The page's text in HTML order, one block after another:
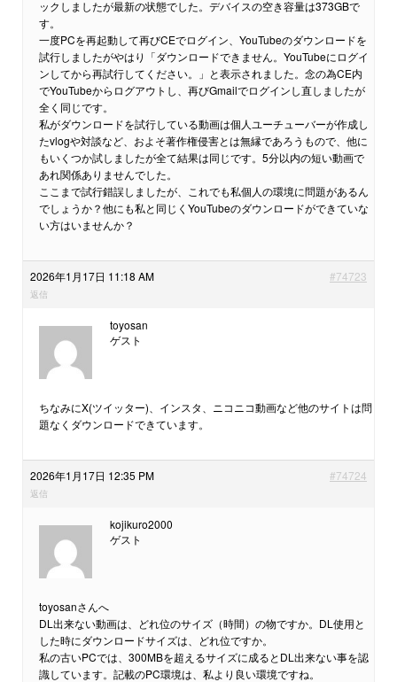
ックしましたが最新の状態でした。デバイスの空き容量は373GBで
す。
一度PCを再起動して再びCEでログイン、YouTubeのダウンロードを
試行しましたがやはり「ダウンロードできません。YouTubeにログイ
ンしてから再試行してください。」と表示されました。念の為CE内
でYouTubeからログアウトし、再びGmailでログインし直しましたが
全く同じです。
私がダウンロードを試行している動画は個人ユーチューバーが作成し
たvlogや対談など、およそ著作権侵害とは無縁であろうもので、他に
もいくつか試しましたが全て結果は同じです。5分以内の短い動画で
あれ関係ありませんでした。
ここまで試行錯誤しましたが、これでも私個人の環境に問題があるん
でしょうか？他にも私と同じくYouTubeのダウンロードができていな
い方はいませんか？
2026年1月17日 11:18 AM #74723
返信
toyosan
ゲスト
ちなみにX(ツイッター)、インスタ、ニコニコ動画など他のサイトは問
題なくダウンロードできています。
2026年1月17日 12:35 PM #74724
返信
kojikuro2000
ゲスト
toyosanさんへ
DL出来ない動画は、どれ位のサイズ（時間）の物ですか。DL使用と
した時にダウンロードサイズは、どれ位ですか。
私の古いPCでは、300MBを超えるサイズに成るとDL出来ない事を認
識しています。記載のPC環境は、私より良い環境ですね。